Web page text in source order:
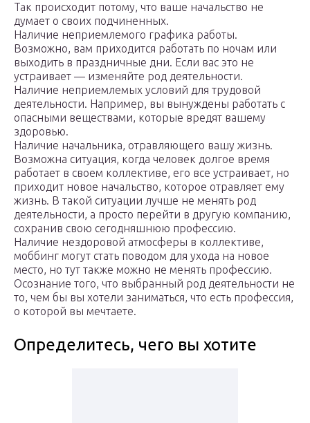
Так происходит потому, что ваше начальство не
думает о своих подчиненных.
Наличие неприемлемого графика работы.
Возможно, вам приходится работать по ночам или
выходить в праздничные дни. Если вас это не
устраивает — изменяйте род деятельности.
Наличие неприемлемых условий для трудовой
деятельности. Например, вы вынуждены работать с
опасными веществами, которые вредят вашему
здоровью.
Наличие начальника, отравляющего вашу жизнь.
Возможна ситуация, когда человек долгое время
работает в своем коллективе, его все устраивает, но
приходит новое начальство, которое отравляет ему
жизнь. В такой ситуации лучше не менять род
деятельности, а просто перейти в другую компанию,
сохранив свою сегодняшнюю профессию.
Наличие нездоровой атмосферы в коллективе,
моббинг могут стать поводом для ухода на новое
место, но тут также можно не менять профессию.
Осознание того, что выбранный род деятельности не
то, чем бы вы хотели заниматься, что есть профессия,
о которой вы мечтаете.
Определитесь, чего вы хотите